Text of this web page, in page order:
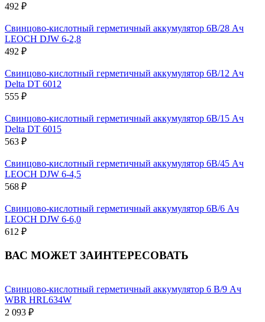
492 ₽
Свинцово-кислотный герметичный аккумулятор 6В/28 Ач
LEOCH DJW 6-2,8
492 ₽
Свинцово-кислотный герметичный аккумулятор 6В/12 Ач
Delta DT 6012
555 ₽
Свинцово-кислотный герметичный аккумулятор 6В/15 Ач
Delta DT 6015
563 ₽
Свинцово-кислотный герметичный аккумулятор 6В/45 Ач
LEOCH DJW 6-4,5
568 ₽
Свинцово-кислотный герметичный аккумулятор 6В/6 Ач
LEOCH DJW 6-6,0
612 ₽
ВАС МОЖЕТ ЗАИНТЕРЕСОВАТЬ
Свинцово-кислотный герметичный аккумулятор 6 В/9 Ач
WBR HRL634W
2 093 ₽